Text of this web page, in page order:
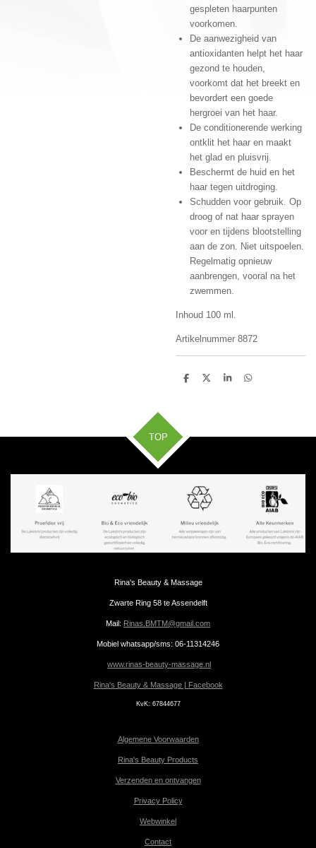
gespleten haarpunten
voorkomen.
De aanwezigheid van
antioxidanten helpt het haar
gezond te houden,
voorkomt dat het breekt en
bevordert een goede
hergroei van het haar.
De conditionerende werking
ontklit het haar en maakt
het glad en pluisvrij.
Beschermt de huid en het
haar tegen uitdroging.
Schudden voor gebruik. Op
droog of nat haar sprayen
voor en tijdens blootstelling
aan de zon. Niet uitspoelen.
Regelmatig opnieuw
aanbrengen, vooral na het
zwemmen.
Inhoud 100 ml.
Artikelnummer 8872
D
D
S
D
TOP
Rina's Beauty & Massage
Zwarte Ring 58 te Assendelft
Mail: Rinas.BMTM@gmail.com
Mobiel whatsapp/sms: 06-11314246
www.rinas-beauty-massage.nl
Rina's Beauty & Massage | Facebook
KvK: 67844677
Algemene Voorwaarden
Rina's Beauty Products
Verzenden en ontvangen
Privacy Policy
Webwinkel
Contact